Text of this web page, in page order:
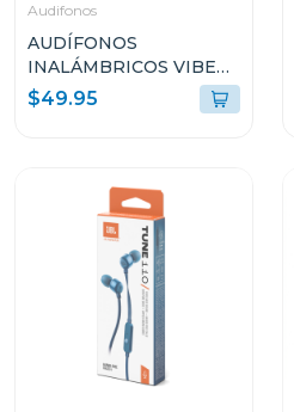
Audifonos
AUDÍFONOS
INALÁMBRICOS VIBE
FLEX 2 COLOR BLANCO
VFLEX2WHTA
$49.95